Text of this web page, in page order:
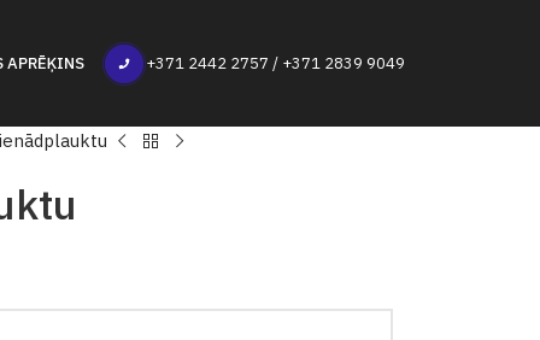
+371 2442 2757 / +371 2839 9049